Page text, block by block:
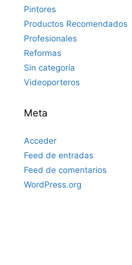
Pintores
Productos Recomendados
Profesionales
Reformas
Sin categoría
Videoporteros
Meta
Acceder
Feed de entradas
Feed de comentarios
WordPress.org